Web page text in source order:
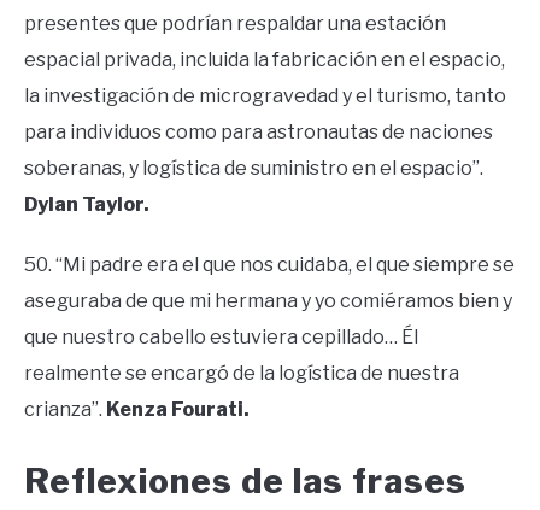
presentes que podrían respaldar una estación
espacial privada, incluida la fabricación en el espacio,
la investigación de microgravedad y el turismo, tanto
para individuos como para astronautas de naciones
soberanas, y logística de suministro en el espacio”.
Dylan Taylor.
50. “Mi padre era el que nos cuidaba, el que siempre se
aseguraba de que mi hermana y yo comiéramos bien y
que nuestro cabello estuviera cepillado… Él
realmente se encargó de la logística de nuestra
crianza”. Kenza Fourati.
Reflexiones de las frases